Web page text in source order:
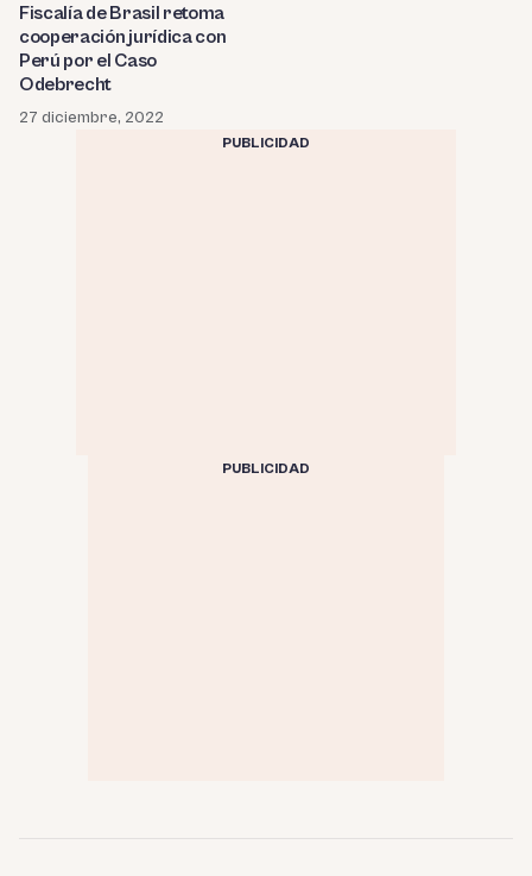
Fiscalía de Brasil retoma
cooperación jurídica con
Perú por el Caso
Odebrecht
27 diciembre, 2022
PUBLICIDAD
PUBLICIDAD